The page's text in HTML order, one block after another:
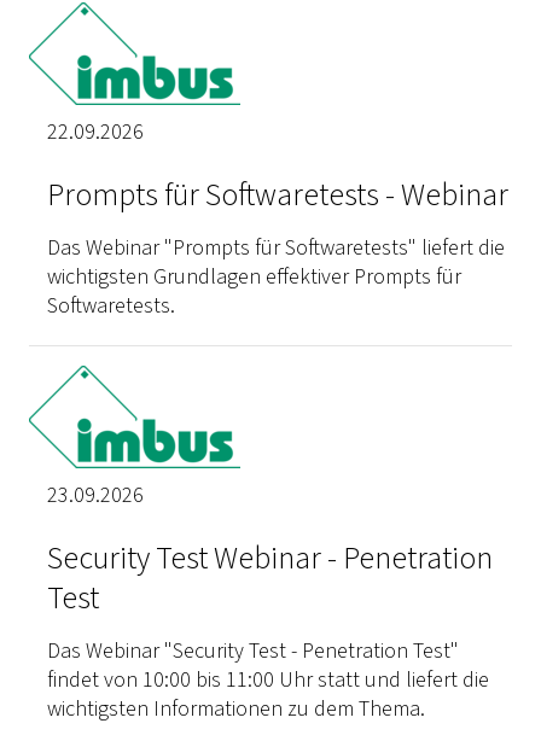
22.09.2026
Prompts für Softwaretests - Webinar
Das Webinar "Prompts für Softwaretests" liefert die
wichtigsten Grundlagen effektiver Prompts für
Softwaretests.
23.09.2026
Security Test Webinar - Penetration
Test
Das Webinar "Security Test - Penetration Test"
findet von 10:00 bis 11:00 Uhr statt und liefert die
wichtigsten Informationen zu dem Thema.